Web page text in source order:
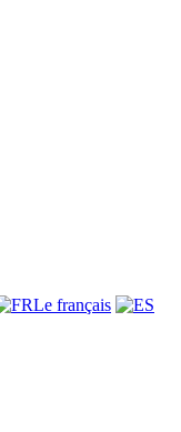
Le français